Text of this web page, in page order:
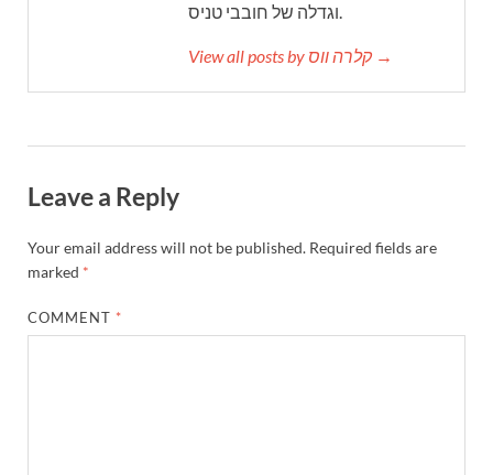
וגדלה של חובבי טניס.
View all posts by קלרה ווס →
Leave a Reply
Your email address will not be published. Required fields are
marked *
COMMENT *